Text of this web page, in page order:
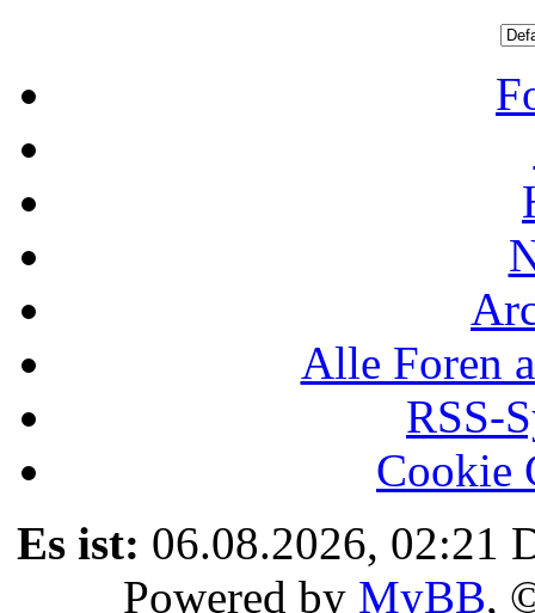
Alle Foren
RSS-
Cookie
Es ist: 06.08.2026, 02:21
Powered by MyBB,